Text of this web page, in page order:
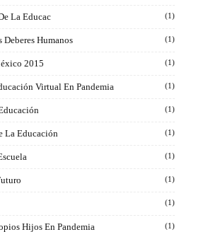
La Educac (1)
Deberes Humanos (1)
2015 (1)
Virtual En Pandemia (1)
(1)
La Educación (1)
(1)
(1)
(1)
Hijos En Pandemia (1)